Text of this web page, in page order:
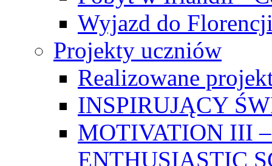
Wyjazd do
Projekty uczniów
Realizowane
INSPIRUJĄCY
MOTIVATION III
ENTHUSIASTIC